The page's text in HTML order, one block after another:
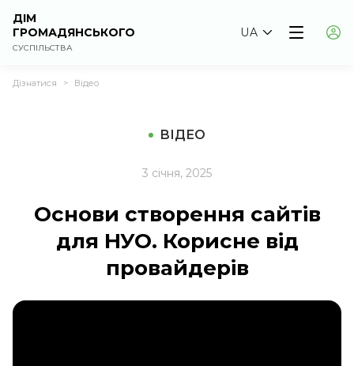
ДІМ
ГРОМАДЯНСЬКОГО
СУСПІЛЬСТВА
UA
Дізнатися > Відео
ВІДЕО
3 січня, 2025
Основи створення сайтів
для НУО. Корисне від
провайдерів